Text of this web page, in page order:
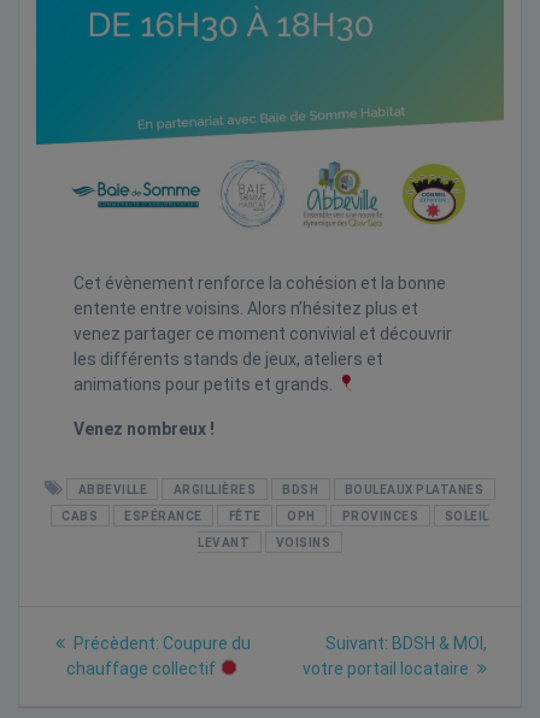
Cet évènement renforce la cohésion et la bonne
entente entre voisins. Alors n’hésitez plus et
venez partager ce moment convivial et découvrir
les différents stands de jeux, ateliers et
animations pour petits et grands.
Venez nombreux !
ABBEVILLE ARGILLIÈRES BDSH
BOULEAUX PLATANES
CABS
ESPÉRANCE FÊTE OPH PROVINCES
SOLEIL
LEVANT
VOISINS
Navigation
Précèdent: Previous
post:
Coupure du
chauffage collectif
Suivant: Next
post:
BDSH & MOI,
votre portail locataire